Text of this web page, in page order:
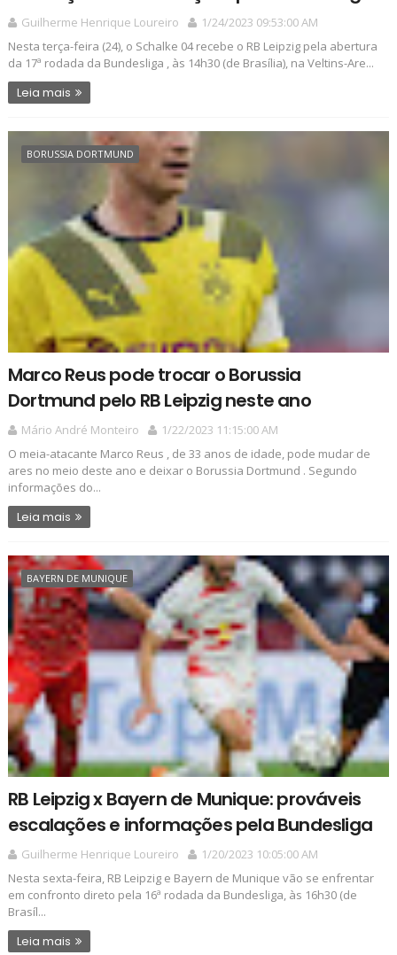
Guilherme Henrique Loureiro
1/24/2023 09:53:00 AM
Nesta terça-feira (24), o Schalke 04 recebe o RB Leipzig pela abertura
da 17ª rodada da Bundesliga , às 14h30 (de Brasília), na Veltins-Are...
Leia mais
BORUSSIA DORTMUND
Marco Reus pode trocar o Borussia
Dortmund pelo RB Leipzig neste ano
Mário André Monteiro
1/22/2023 11:15:00 AM
O meia-atacante Marco Reus , de 33 anos de idade, pode mudar de
ares no meio deste ano e deixar o Borussia Dortmund . Segundo
informações do...
Leia mais
BAYERN DE MUNIQUE
RB Leipzig x Bayern de Munique: prováveis
escalações e informações pela Bundesliga
Guilherme Henrique Loureiro
1/20/2023 10:05:00 AM
Nesta sexta-feira, RB Leipzig e Bayern de Munique vão se enfrentar
em confronto direto pela 16ª rodada da Bundesliga, às 16h30 (de
Brasíl...
Leia mais